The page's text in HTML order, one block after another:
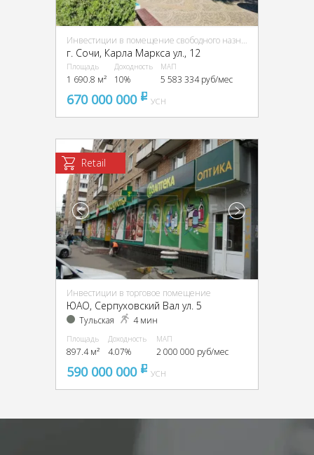
Инвестиции в помещение свободного назначения (ПСН)
г. Сочи, Карла Маркса ул., 12
Площадь
1 690.8 м²
Доходность
10%
МАП
5 583 334 руб/мес
670 000 000 pуб
УСН
Retail
Инвестиции в торговое помещение
ЮАО, Серпуховский Вал ул. 5
Тульская 4 мин
Площадь
897.4 м²
Доходность
4.07%
МАП
2 000 000 руб/мес
590 000 000 pуб
УСН